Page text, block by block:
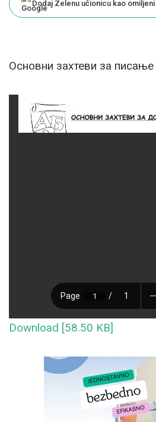
Dodaj Zelenu učionicu kao
Oсновни захтеви за
Download [58.50 KB]